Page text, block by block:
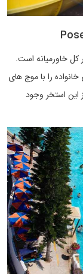
کل خاورمیانه است.
را با موج های
این استخر وجود